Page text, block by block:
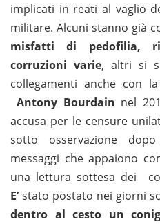
implicati in reati al vaglio
militare. Alcuni stanno già
misfatti di pedofilia,
corruzioni varie, altri si
collegamenti anche con
Antony Bourdain nel
accusa per le censure
sotto osservazione
messaggi che appaiono
una lettura sottesa dei
E’stato postato nei giorni
dentro al cesto un